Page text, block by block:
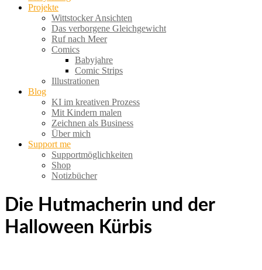
Projekte
Wittstocker Ansichten
Das verborgene Gleichgewicht
Ruf nach Meer
Comics
Babyjahre
Comic Strips
Illustrationen
Blog
KI im kreativen Prozess
Mit Kindern malen
Zeichnen als Business
Über mich
Support me
Supportmöglichkeiten
Shop
Notizbücher
Die Hutmacherin und der
Halloween Kürbis